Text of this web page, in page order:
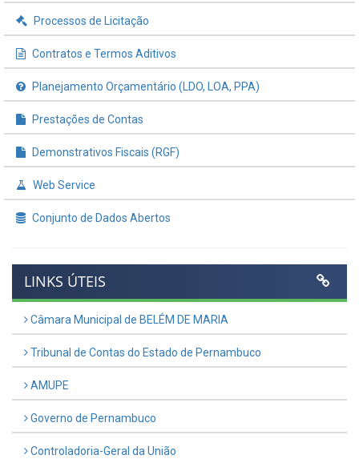
Processos de Licitação
Contratos e Termos Aditivos
Planejamento Orçamentário (LDO, LOA, PPA)
Prestações de Contas
Demonstrativos Fiscais (RGF)
Web Service
Conjunto de Dados Abertos
LINKS ÚTEIS
Câmara Municipal de BELÉM DE MARIA
Tribunal de Contas do Estado de Pernambuco
AMUPE
Governo de Pernambuco
Controladoria-Geral da União